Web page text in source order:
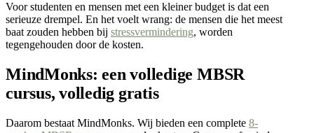
Voor studenten en mensen met een kleiner budget is dat een
serieuze drempel. En het voelt wrang: de mensen die het meest
baat zouden hebben bij stressvermindering, worden
tegengehouden door de kosten.
MindMonks: een volledige MBSR
cursus, volledig gratis
Daarom bestaat MindMonks. Wij bieden een complete 8-